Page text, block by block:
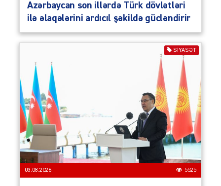
Azərbaycan son illərdə Türk dövlətləri
ilə əlaqələrini ardıcıl şəkildə gücləndirir
SIYASƏT
03.08.2026 5525